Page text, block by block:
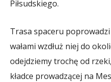
Piłsudskiego.
Trasa spaceru
wałami wzdłuż niej do
odejdziemy trochę od
kładce prowadzącej na